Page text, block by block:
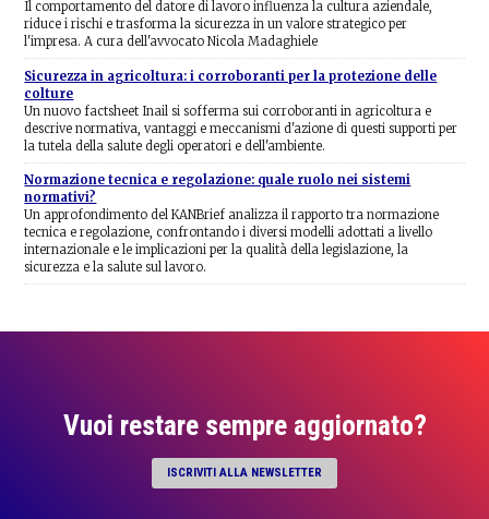
Il comportamento del datore di lavoro influenza la cultura aziendale,
riduce i rischi e trasforma la sicurezza in un valore strategico per
l'impresa. A cura dell'avvocato Nicola Madaghiele
Sicurezza in agricoltura: i corroboranti per la protezione delle
colture
Un nuovo factsheet Inail si sofferma sui corroboranti in agricoltura e
descrive normativa, vantaggi e meccanismi d'azione di questi supporti per
la tutela della salute degli operatori e dell'ambiente.
Normazione tecnica e regolazione: quale ruolo nei sistemi
normativi?
Un approfondimento del KANBrief analizza il rapporto tra normazione
tecnica e regolazione, confrontando i diversi modelli adottati a livello
internazionale e le implicazioni per la qualità della legislazione, la
sicurezza e la salute sul lavoro.
Vuoi restare sempre aggiornato?
ISCRIVITI ALLA NEWSLETTER